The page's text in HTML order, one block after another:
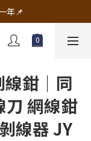
網拍🔧
年📌
金網拍🔧
線鉗｜同
刀 網線鉗
線器 JY